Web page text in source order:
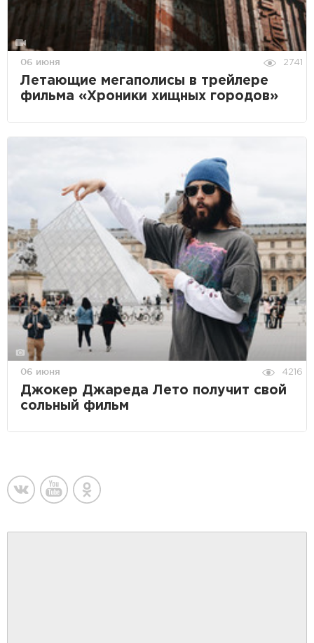
06 июня 2741
Летающие мегаполисы в трейлере
фильма «Хроники хищных городов»
06 июня 4216
Джокер Джареда Лето получит свой
сольный фильм